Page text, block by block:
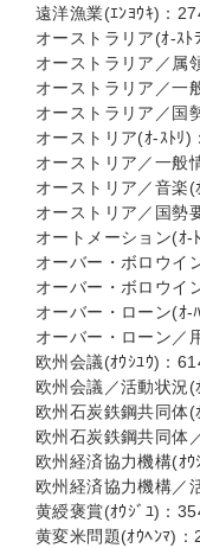
遠洋漁業(ｴﾝﾖｳｷ)：
オーストラリア(ｵ-ｽﾄ
オーストラリア／属
オーストラリア／一
オーストラリア／国
オーストリア(ｵ-ｽﾄﾘ)
オーストリア／一般
オーストリア／音楽(
オーストリア／国勢
オートメーション(ｵ-
オーバー・ボロウイ
オーバー・ボロウイ
オーバー・ローン(ｵ-
オーバー・ローン／
欧州会議(ｵｳｼﾕｳ)：
欧州会議／活動状況(
欧州石炭鉄鋼共同体(
欧州石炭鉄鋼共同体
欧州経済協力機構(ｵ
欧州経済協力機構／
黄綬褒賞(ｵｳｼﾞﾕ)：
黄変米問題(ｵｳﾍﾝﾏ)